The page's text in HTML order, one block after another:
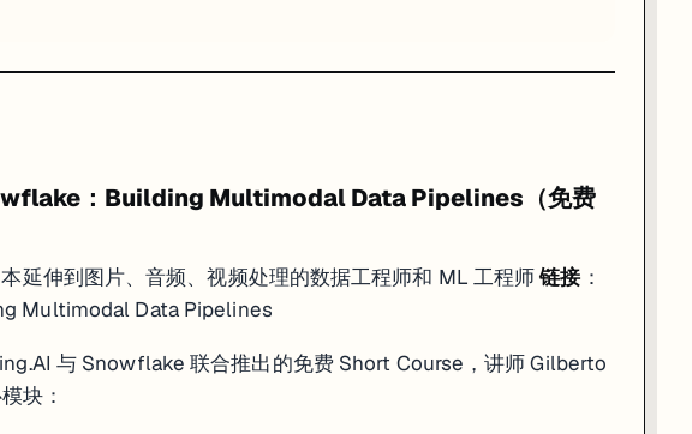
：Building Multimodal Data Pipelines（免费
延伸到图片、音频、视频处理的数据工程师和 ML 工程师链接：
Multimodal Data Pipelines
与 Snowflake 联合推出的免费 Short Course，讲师 Gilberto
块：